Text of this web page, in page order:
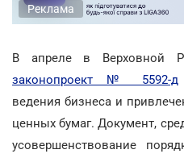
Реклама
В апреле в Верховной
законопроект № 5592-д
ведения бизнеса и
ценных бумаг. Документ,
усовершенствование